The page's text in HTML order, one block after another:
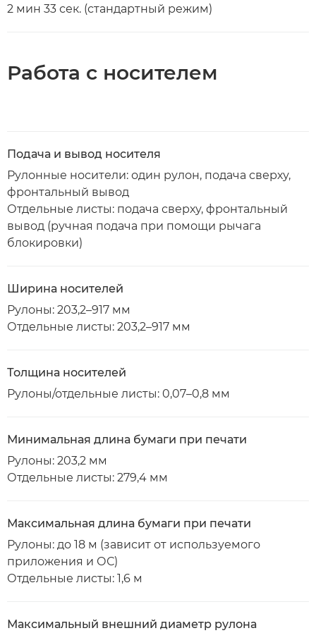
2 мин 33 сек. (стандартный режим)
Работа с носителем
Подача и вывод носителя
Рулонные носители: один рулон, подача сверху,
фронтальный вывод
Отдельные листы: подача сверху, фронтальный
вывод (ручная подача при помощи рычага
блокировки)
Ширина носителей
Рулоны: 203,2–917 мм
Отдельные листы: 203,2–917 мм
Толщина носителей
Рулоны/отдельные листы: 0,07–0,8 мм
Минимальная длина бумаги при печати
Рулоны: 203,2 мм
Отдельные листы: 279,4 мм
Максимальная длина бумаги при печати
Рулоны: до 18 м (зависит от используемого
приложения и ОС)
Отдельные листы: 1,6 м
Максимальный внешний диаметр рулона